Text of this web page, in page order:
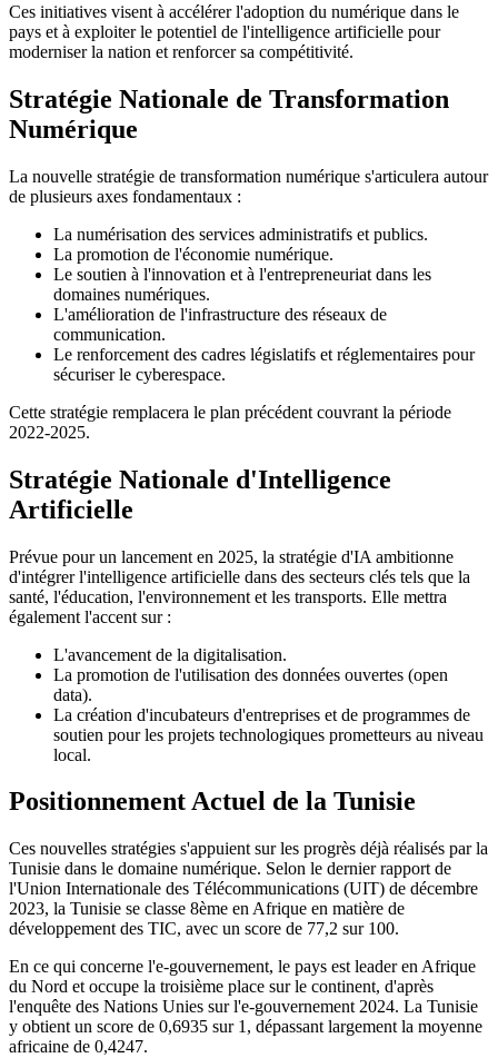
Ces initiatives visent à accélérer l'adoption du numérique dans le
pays et à exploiter le potentiel de l'intelligence artificielle pour
moderniser la nation et renforcer sa compétitivité.
Stratégie Nationale de Transformation
Numérique
La nouvelle stratégie de transformation numérique s'articulera autour
de plusieurs axes fondamentaux :
La numérisation des services administratifs et publics.
La promotion de l'économie numérique.
Le soutien à l'innovation et à l'entrepreneuriat dans les
domaines numériques.
L'amélioration de l'infrastructure des réseaux de
communication.
Le renforcement des cadres législatifs et réglementaires pour
sécuriser le cyberespace.
Cette stratégie remplacera le plan précédent couvrant la période
2022-2025.
Stratégie Nationale d'Intelligence
Artificielle
Prévue pour un lancement en 2025, la stratégie d'IA ambitionne
d'intégrer l'intelligence artificielle dans des secteurs clés tels que la
santé, l'éducation, l'environnement et les transports. Elle mettra
également l'accent sur :
L'avancement de la digitalisation.
La promotion de l'utilisation des données ouvertes (open
data).
La création d'incubateurs d'entreprises et de programmes de
soutien pour les projets technologiques prometteurs au niveau
local.
Positionnement Actuel de la Tunisie
Ces nouvelles stratégies s'appuient sur les progrès déjà réalisés par la
Tunisie dans le domaine numérique. Selon le dernier rapport de
l'Union Internationale des Télécommunications (UIT) de décembre
2023, la Tunisie se classe 8ème en Afrique en matière de
développement des TIC, avec un score de 77,2 sur 100.
En ce qui concerne l'e-gouvernement, le pays est leader en Afrique
du Nord et occupe la troisième place sur le continent, d'après
l'enquête des Nations Unies sur l'e-gouvernement 2024. La Tunisie
y obtient un score de 0,6935 sur 1, dépassant largement la moyenne
africaine de 0,4247.